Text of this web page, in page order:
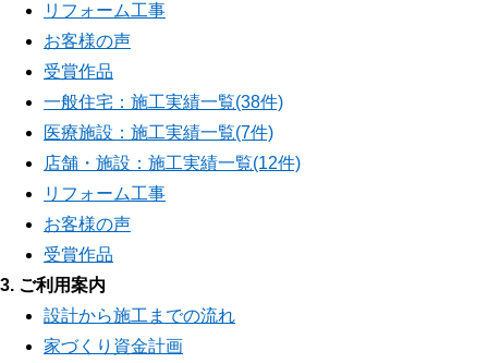
リフォーム工事
お客様の声
受賞作品
一般住宅：施工実績一覧(38件)
医療施設：施工実績一覧(7件)
店舗・施設：施工実績一覧(12件)
リフォーム工事
お客様の声
受賞作品
3. ご利用案内
設計から施工までの流れ
家づくり資金計画